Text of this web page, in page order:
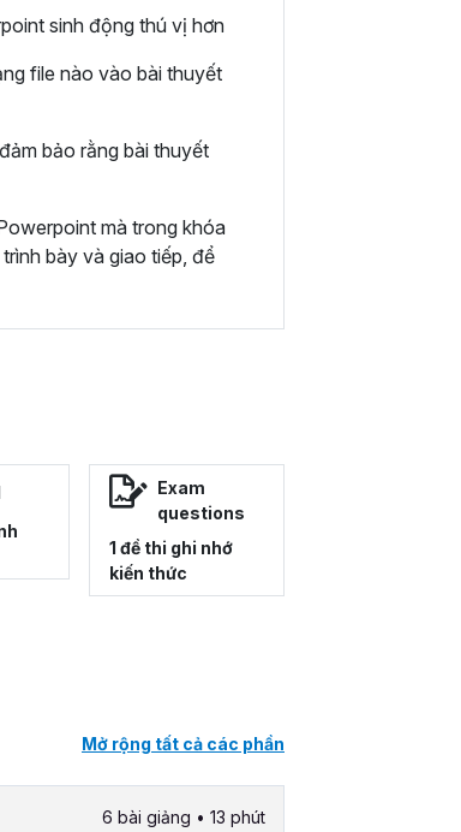
sinh động thú vị hơn
file nào vào bài thuyết
bảo rằng bài thuyết
mà trong khóa
bày và giao tiếp, để
Exam
questions
1 đề thi ghi nhớ
kiến thức
Mở rộng tất cả các phần
6 bài giảng • 13 phút